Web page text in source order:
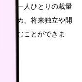
護師一人ひとりの裁量
ため、将来独立や開
積むことができま